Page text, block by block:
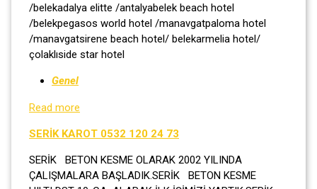
/belekadalya elitte /antalyabelek beach hotel
/belekpegasos world hotel /manavgatpaloma hotel
/manavgatsirene beach hotel/ belekarmelia hotel/
çolaklıside star hotel
Genel
Read more
SERİK KAROT 0532 120 24 73
SERİK BETON KESME OLARAK 2002 YILINDA
ÇALIŞMALARA BAŞLADIK.SERİK BETON KESME